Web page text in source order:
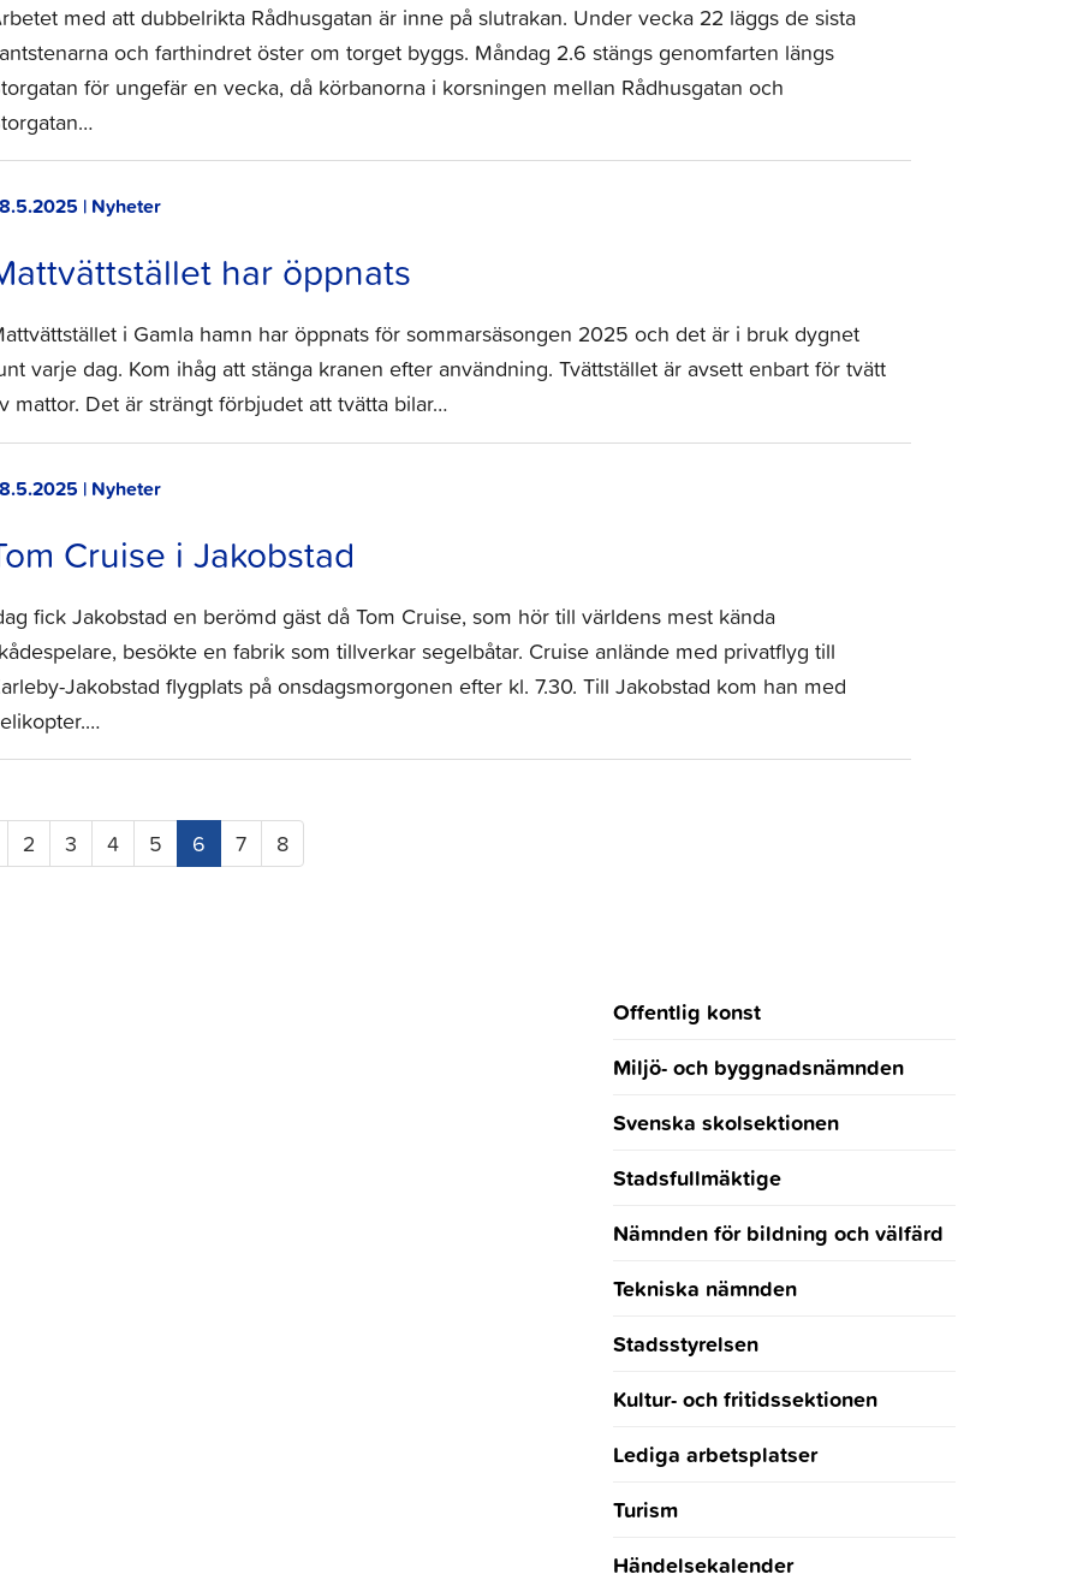
med att dubbelrikta Rådhusgatan är inne på slutrakan. Under vecka 22 läggs de sista
och farthindret öster om torget byggs. Måndag 2.6 stängs genomfarten längs
för ungefär en vecka, då körbanorna i korsningen mellan Rådhusgatan och
| Nyheter
har öppnats
i Gamla hamn har öppnats för sommarsäsongen 2025 och det är i bruk dygnet
varje dag. Kom ihåg att stänga kranen efter användning. Tvättstället är avsett enbart för tvätt
mattor. Det är strängt förbjudet att tvätta bilar…
| Nyheter
Cruise i Jakobstad
fick Jakobstad en berömd gäst då Tom Cruise, som hör till världens mest kända
besökte en fabrik som tillverkar segelbåtar. Cruise anlände med privatflyg till
Jakobstad flygplats på onsdagsmorgonen efter kl. 7.30. Till Jakobstad kom han med
2 3 4 5 6 (current)
7 8
Offentlig konst
Miljö- och byggnadsnämnden
Svenska skolsektionen
Stadsfullmäktige
Nämnden för bildning och välfärd
Tekniska nämnden
Stadsstyrelsen
Kultur- och fritidssektionen
Lediga arbetsplatser
Turism
Händelsekalender